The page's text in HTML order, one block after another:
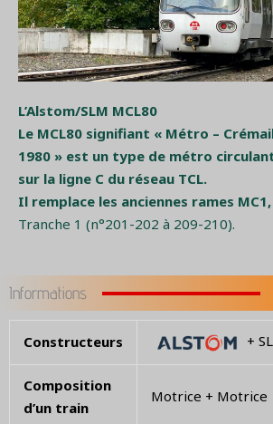
L’Alstom/SLM MCL80
Le MCL80 signifiant « Métro –
1980 » est un type de métro
sur la ligne C du réseau TCL.
Il remplace les anciennes rames
Tranche 1 (n°201-202 à 209-210).
Informations
Constructeurs +
Composition
d’un train
Motrice + Motrice